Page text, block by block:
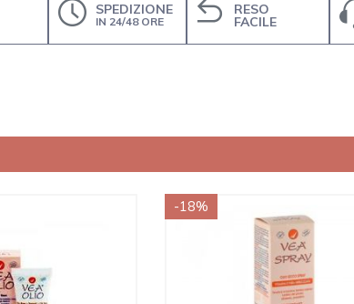
SPEDIZIONE
IN 24/48 ORE
RESO
FACILE
-18%